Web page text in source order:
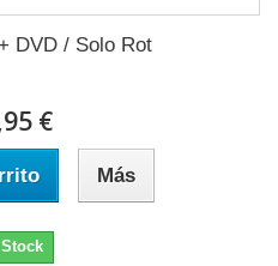
DVD / Solo Rot
€
Más